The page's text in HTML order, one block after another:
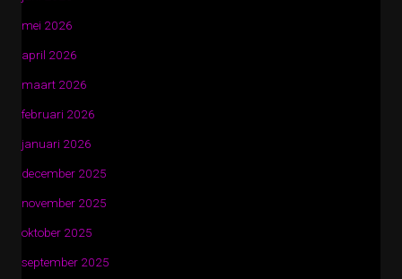
mei 2026
april 2026
maart 2026
februari 2026
januari 2026
december 2025
november 2025
oktober 2025
september 2025